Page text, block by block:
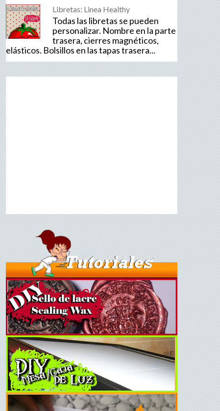
Libretas: Linea Healthy
Todas las libretas se pueden
personalizar. Nombre en la parte
trasera, cierres magnéticos,
elásticos. Bolsillos en las tapas trasera...